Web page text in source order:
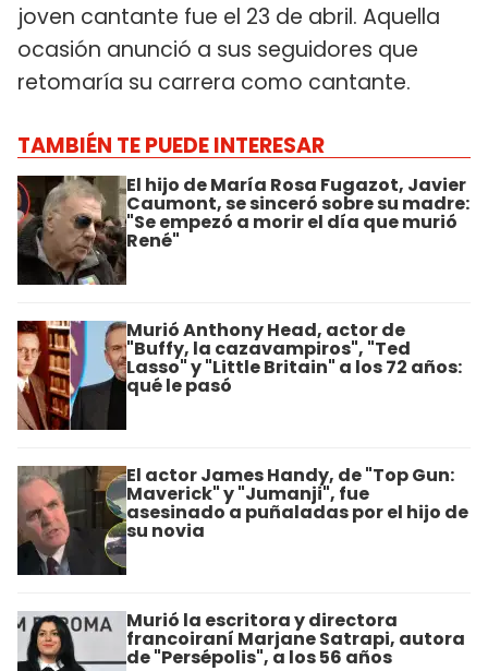
joven cantante fue el 23 de abril. Aquella
ocasión anunció a sus seguidores que
retomaría su carrera como cantante.
TAMBIÉN TE PUEDE INTERESAR
El hijo de María Rosa Fugazot, Javier
Caumont, se sinceró sobre su madre:
"Se empezó a morir el día que murió
René"
Murió Anthony Head, actor de
"Buffy, la cazavampiros", "Ted
Lasso" y "Little Britain" a los 72 años:
qué le pasó
El actor James Handy, de "Top Gun:
Maverick" y "Jumanji", fue
asesinado a puñaladas por el hijo de
su novia
Murió la escritora y directora
francoiraní Marjane Satrapi, autora
de "Persépolis", a los 56 años